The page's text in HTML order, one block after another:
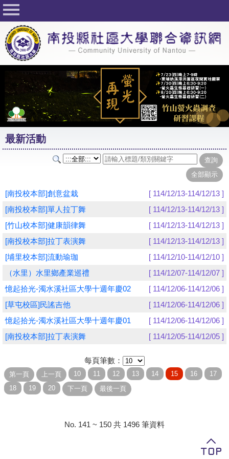
回首頁
關於社大
公佈欄
行事曆
最新活動
活動花絮
課程一覽表
志工與社團
友站連結
網路選課
學員專區
教師專區
評委專區
最新活動
[南投校本部]創意盆栽
[ 114/12/13-114/12/13 ]
[南投校本部]單人拉丁舞
[ 114/12/13-114/12/13 ]
[竹山校本部]健康韻律舞
[ 114/12/13-114/12/13 ]
[南投校本部]拉丁表演舞
[ 114/12/13-114/12/13 ]
[埔里校本部]流動瑜珈
[ 114/12/10-114/12/10 ]
（水里）水里鄉產業巡禮
[ 114/12/07-114/12/07 ]
憶起拾光-濁水溪社區大學十週年慶02
[ 114/12/06-114/12/06 ]
[草屯校區]民謠吉他
[ 114/12/06-114/12/06 ]
憶起拾光-濁水溪社區大學十週年慶01
[ 114/12/06-114/12/06 ]
[南投校本部]拉丁表演舞
[ 114/12/05-114/12/05 ]
每頁筆數：
No. 141 ~ 150 共 1496 筆資料